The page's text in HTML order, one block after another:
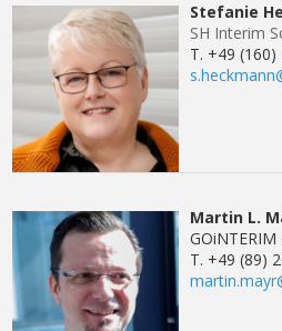
Stefanie
SH Interim
T. +49 (160)
Martin L.
GOiNTERIM
T. +49 (89)